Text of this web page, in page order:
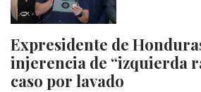
Expresidente de
injerencia de “izquierda
caso por lavado